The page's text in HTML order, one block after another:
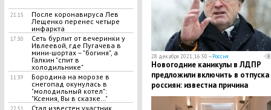
21:15
После коронавируса Лев
Лещенко перенес четыре
инфаркта
17:30
Сеть бурлит от вечеринки у
Ивлеевой, где Пугачева в
мини-шортах – "богиня", а
Галкин "спит в
холодильнике"
11:39
Бородина на морозе в
снегопад окунулась в
"молодильный котел":
"Ксения, Вы в сказке…"
22:51
Стал известен участник
28 декабря 2021, 16:50 —Россия
Новогодние каникулы в ЛДПР
предложили включить в отпуска
россиян: известна причина